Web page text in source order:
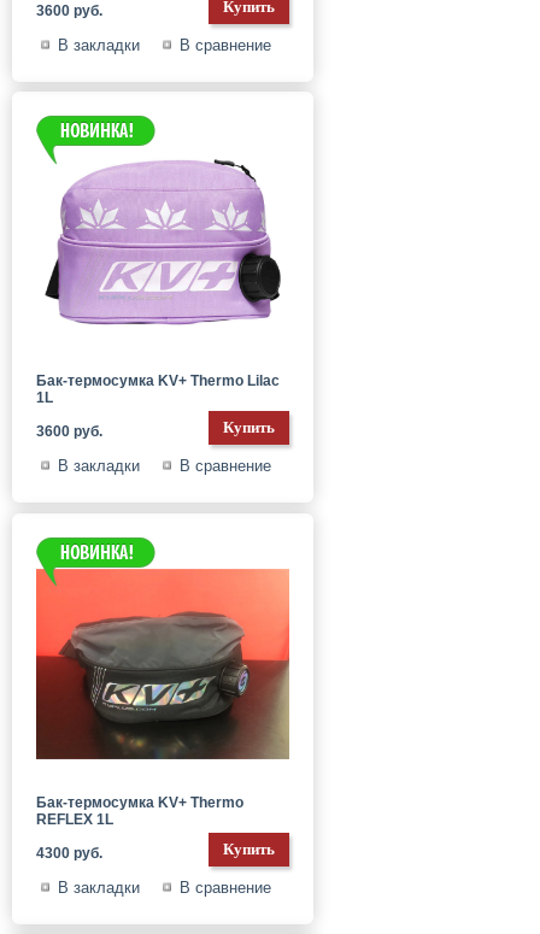
3600 руб.
В закладки В сравнение
Бак-термосумка KV+ Thermo Lilac
1L
3600 руб.
В закладки В сравнение
Бак-термосумка KV+ Thermo
REFLEX 1L
4300 руб.
В закладки В сравнение